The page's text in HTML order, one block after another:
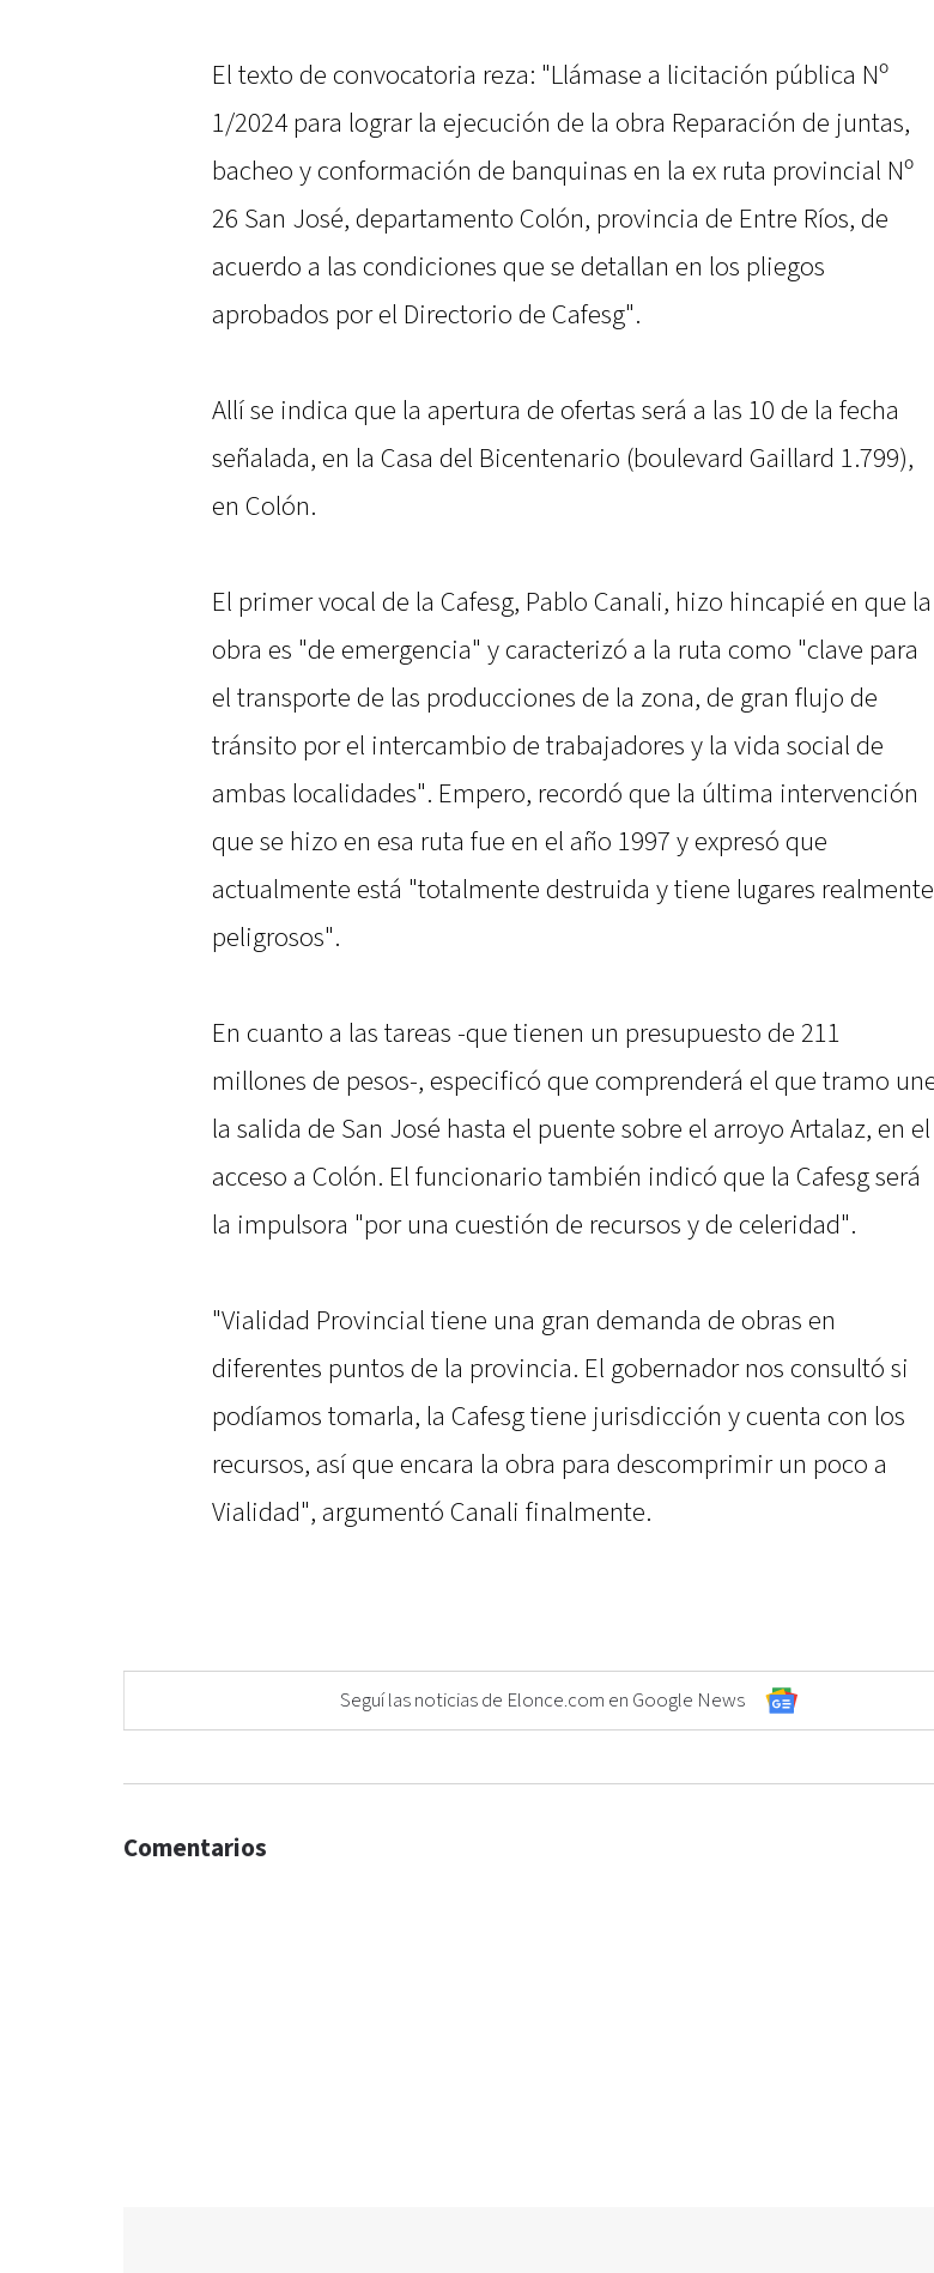
El texto de convocatoria reza: "Llámase a licitación pública Nº
1/2024 para lograr la ejecución de la obra Reparación de juntas,
bacheo y conformación de banquinas en la ex ruta provincial Nº
26 San José, departamento Colón, provincia de Entre Ríos, de
acuerdo a las condiciones que se detallan en los pliegos
aprobados por el Directorio de Cafesg".
Allí se indica que la apertura de ofertas será a las 10 de la fecha
señalada, en la Casa del Bicentenario (boulevard Gaillard 1.799),
en Colón.
El primer vocal de la Cafesg, Pablo Canali, hizo hincapié en que la
obra es "de emergencia" y caracterizó a la ruta como "clave para
el transporte de las producciones de la zona, de gran flujo de
tránsito por el intercambio de trabajadores y la vida social de
ambas localidades". Empero, recordó que la última intervención
que se hizo en esa ruta fue en el año 1997 y expresó que
actualmente está "totalmente destruida y tiene lugares realmente
peligrosos".
En cuanto a las tareas -que tienen un presupuesto de 211
millones de pesos-, especificó que comprenderá el que tramo
la salida de San José hasta el puente sobre el arroyo Artalaz, en el
acceso a Colón. El funcionario también indicó que la Cafesg será
la impulsora "por una cuestión de recursos y de celeridad".
"Vialidad Provincial tiene una gran demanda de obras en
diferentes puntos de la provincia. El gobernador nos consultó si
podíamos tomarla, la Cafesg tiene jurisdicción y cuenta con los
recursos, así que encara la obra para descomprimir un poco a
Vialidad", argumentó Canali finalmente.
Seguí las noticias de Elonce.com en Google News
Comentarios